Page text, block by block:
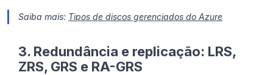
Saiba mais: Tipos de discos gerenciados do Azure
3. Redundância e replicação: LRS,
ZRS, GRS e RA-GRS